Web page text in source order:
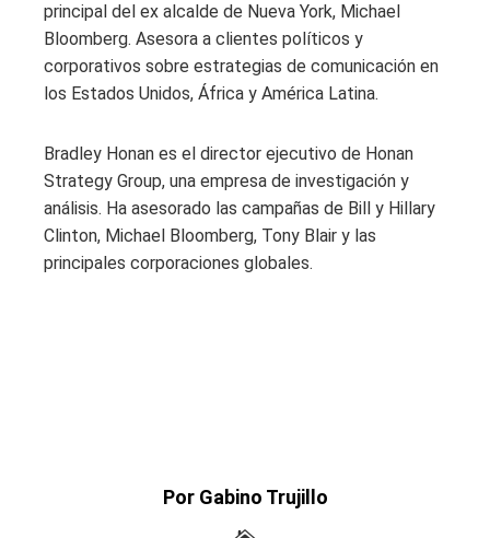
principal del ex alcalde de Nueva York, Michael
Bloomberg. Asesora a clientes políticos y
corporativos sobre estrategias de comunicación en
los Estados Unidos, África y América Latina.
Bradley Honan es el director ejecutivo de Honan
Strategy Group, una empresa de investigación y
análisis. Ha asesorado las campañas de Bill y Hillary
Clinton, Michael Bloomberg, Tony Blair y las
principales corporaciones globales.
Por Gabino Trujillo